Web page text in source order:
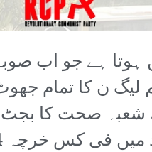
ہوتا ہے جو اب
لیگ ن کا تمام